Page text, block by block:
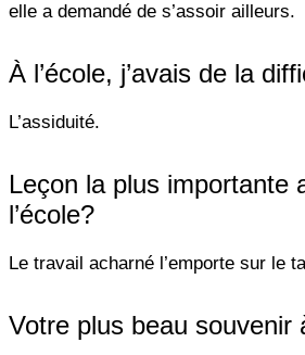
elle a demandé de s’assoir ailleurs.
À l’école, j’avais de la
L’assiduité.
Leçon la plus importante
l’école?
Le travail acharné l’emporte sur le
Votre plus beau souvenir